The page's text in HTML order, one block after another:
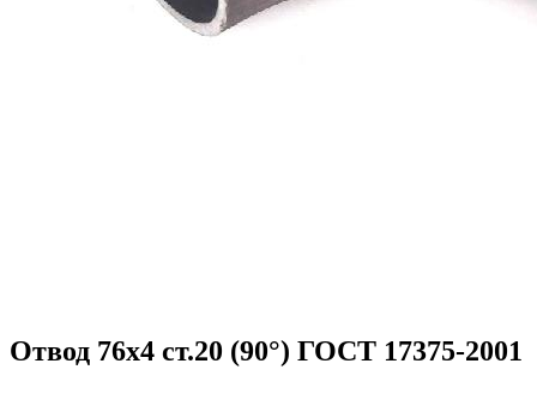
Отвод 76х4 ст.20 (90°) ГОСТ 17375-2001